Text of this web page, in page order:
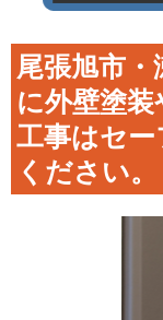
尾張旭市
に外壁塗
工事はセ
ください。